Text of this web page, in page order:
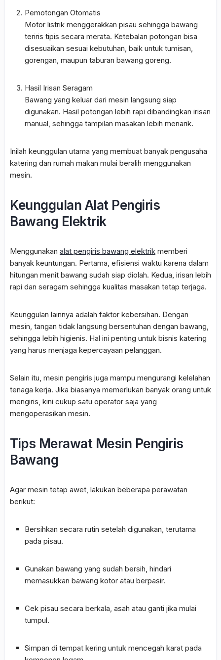
Pemotongan Otomatis
Motor listrik menggerakkan pisau sehingga bawang
teriris tipis secara merata. Ketebalan potongan bisa
disesuaikan sesuai kebutuhan, baik untuk tumisan,
gorengan, maupun taburan bawang goreng.
Hasil Irisan Seragam
Bawang yang keluar dari mesin langsung siap
digunakan. Hasil potongan lebih rapi dibandingkan irisan
manual, sehingga tampilan masakan lebih menarik.
Inilah keunggulan utama yang membuat banyak pengusaha
katering dan rumah makan mulai beralih menggunakan
mesin.
Keunggulan Alat Pengiris
Bawang Elektrik
Menggunakan alat pengiris bawang elektrik memberi
banyak keuntungan. Pertama, efisiensi waktu karena dalam
hitungan menit bawang sudah siap diolah. Kedua, irisan lebih
rapi dan seragam sehingga kualitas masakan tetap terjaga.
Keunggulan lainnya adalah faktor kebersihan. Dengan
mesin, tangan tidak langsung bersentuhan dengan bawang,
sehingga lebih higienis. Hal ini penting untuk bisnis katering
yang harus menjaga kepercayaan pelanggan.
Selain itu, mesin pengiris juga mampu mengurangi kelelahan
tenaga kerja. Jika biasanya memerlukan banyak orang untuk
mengiris, kini cukup satu operator saja yang
mengoperasikan mesin.
Tips Merawat Mesin Pengiris
Bawang
Agar mesin tetap awet, lakukan beberapa perawatan
berikut:
Bersihkan secara rutin setelah digunakan, terutama
pada pisau.
Gunakan bawang yang sudah bersih, hindari
memasukkan bawang kotor atau berpasir.
Cek pisau secara berkala, asah atau ganti jika mulai
tumpul.
Simpan di tempat kering untuk mencegah karat pada